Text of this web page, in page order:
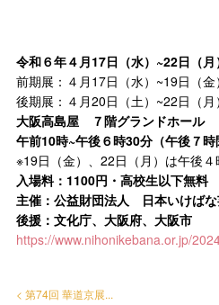
令和６年４月17日（水）~22日（月
前期展：４月17日（水）~19日（金）
後期展：４月20日（土）~22日（月）
大阪高島屋 ７階グランドホール
午前10時~午後６時30分（午後７時
※19日（金）、22日（月）は午後４
入場料：1100円・高校生以下無料
主催：公益財団法人 日本いけば
後援：文化庁、大阪府、大阪市
https://www.nihonikebana.or.jp/
< 第74回 華道京展...